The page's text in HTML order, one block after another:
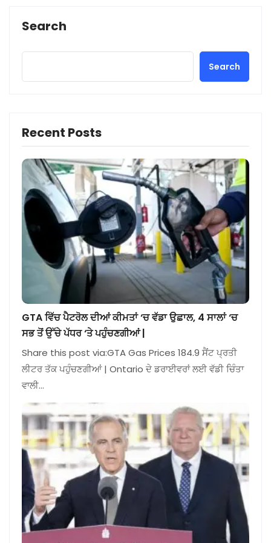
Search
Search
Recent Posts
GTA ਵਿੱਚ ਪੈਟਰੋਲ ਦੀਆਂ ਕੀਮਤਾਂ ‘ਚ ਵੱਡਾ ਉਛਾਲ, 4 ਸਾਲਾਂ ‘ਚ
ਸਭ ਤੋਂ ਉੱਚੇ ਪੱਧਰ ‘ਤੇ ਪਹੁੰਚਣਗੀਆਂ |
Share this post via:GTA Gas Prices 184.9 ਸੈਂਟ ਪ੍ਰਤੀ
ਲੀਟਰ ਤੱਕ ਪਹੁੰਚਣਗੀਆਂ | Ontario ਦੇ ਡਰਾਈਵਰਾਂ ਲਈ ਵੱਡੀ ਚਿੰਤਾ
ਵਾਲੀ…